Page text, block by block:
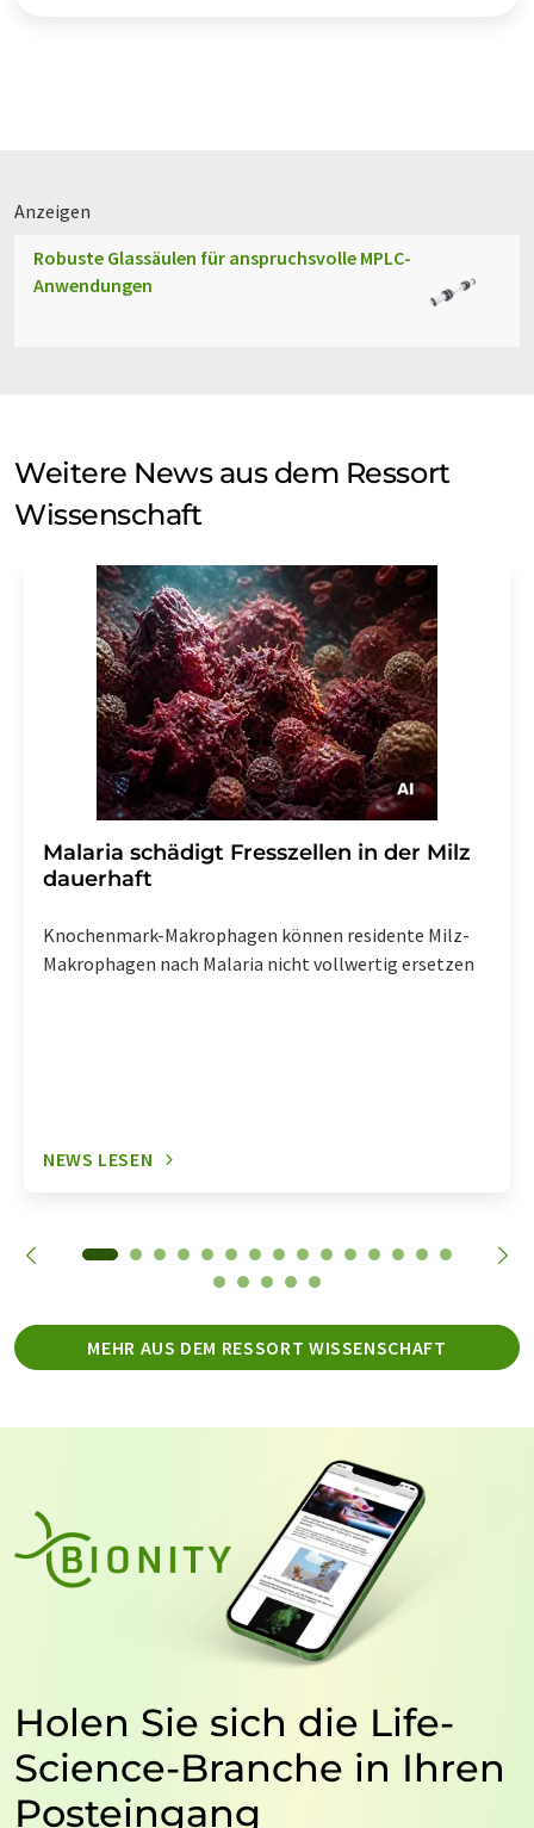
Anzeigen
Robuste Glassäulen für anspruchsvolle MPLC-
Anwendungen
Weitere News aus dem Ressort
Wissenschaft
Malaria schädigt Fresszellen in der Milz
dauerhaft
Knochenmark-Makrophagen können residente Milz-
Makrophagen nach Malaria nicht vollwertig ersetzen
NEWS LESEN
MEHR AUS DEM RESSORT WISSENSCHAFT
Holen Sie sich die Life-
Science-Branche in Ihren
Posteingang